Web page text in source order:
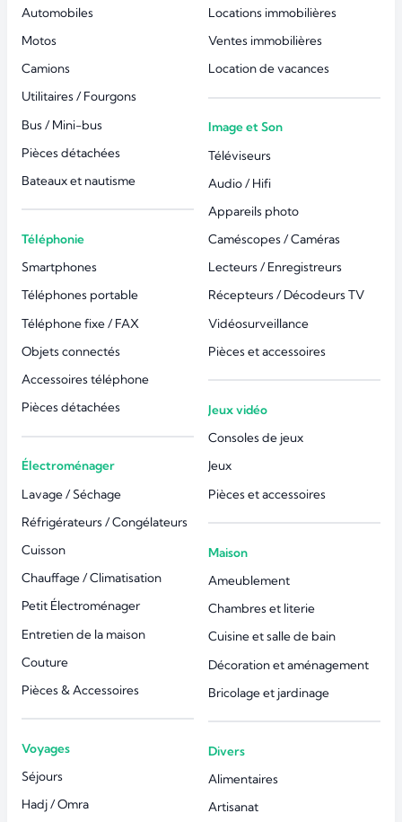
Automobiles
Motos
Camions
Utilitaires / Fourgons
Bus / Mini-bus
Pièces détachées
Bateaux et nautisme
Téléphonie
Smartphones
Téléphones portable
Téléphone fixe / FAX
Objets connectés
Accessoires téléphone
Pièces détachées
Électroménager
Lavage / Séchage
Réfrigérateurs / Congélateurs
Cuisson
Chauffage / Climatisation
Petit Électroménager
Entretien de la maison
Couture
Pièces & Accessoires
Voyages
Séjours
Hadj / Omra
Locations immobilières
Ventes immobilières
Location de vacances
Image et Son
Téléviseurs
Audio / Hifi
Appareils photo
Caméscopes / Caméras
Lecteurs / Enregistreurs
Récepteurs / Décodeurs TV
Vidéosurveillance
Pièces et accessoires
Jeux vidéo
Consoles de jeux
Jeux
Pièces et accessoires
Maison
Ameublement
Chambres et literie
Cuisine et salle de bain
Décoration et aménagement
Bricolage et jardinage
Divers
Alimentaires
Artisanat